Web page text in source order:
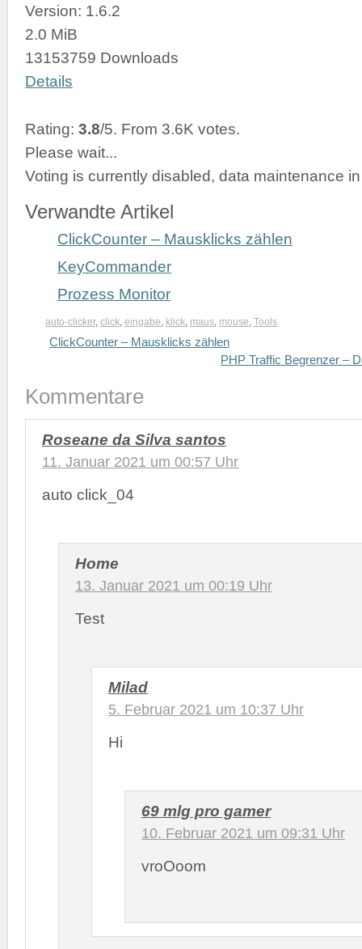
Version: 1.6.2
2.0 MiB
13153759 Downloads
Details
Rating: 3.8/5. From 3.6K votes.
Please wait...
Voting is currently disabled, data maintenance
Verwandte Artikel
ClickCounter – Mausklicks zählen
KeyCommander
Prozess Monitor
auto-clicker, click, eingabe, klick, maus, mouse, Tools
ClickCounter – Mausklicks zählen
PHP Traffic Begrenzer –
Kommentare
Roseane da Silva santos
11. Januar 2021 um 00:57 Uhr
auto click_04
Home
13. Januar 2021 um 00:19 Uhr
Test
Milad
5. Februar 2021 um 10:37 Uhr
Hi
69 mlg pro gamer
10. Februar 2021 um 09:31 Uhr
vroOoom